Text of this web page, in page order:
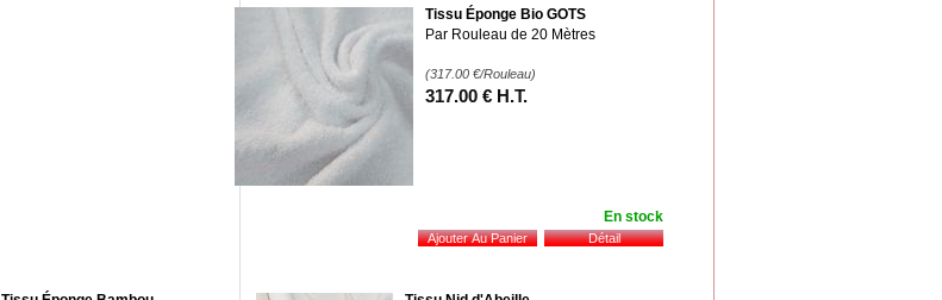
Tissu Éponge Bio GOTS
Par Rouleau de 20 Mètres
(317.00 €/Rouleau)
317.00 € H.T.
En stock